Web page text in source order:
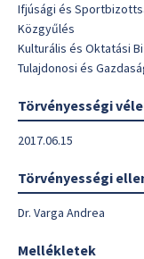
Ifjúsági és
Közgyűlés
Kulturális és Oktatási
Tulajdonosi és
Törvényességi
2017.06.15
Törvényességi
Dr. Varga Andrea
Mellékletek